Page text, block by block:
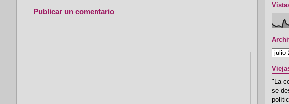
Publicar un comentario
"La
se